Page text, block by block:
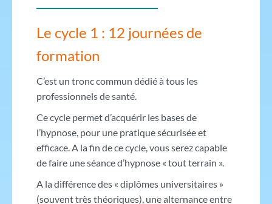
Le cycle 1 : 12 journées de
formation
C’est un tronc commun dédié à tous les
professionnels de santé.
Ce cycle permet d’acquérir les bases de
l’hypnose, pour une pratique sécurisée et
efficace. A la fin de ce cycle, vous serez capable
de faire une séance d’hypnose « tout terrain ».
A la différence des « diplômes universitaires »
(souvent très théoriques), une alternance entre